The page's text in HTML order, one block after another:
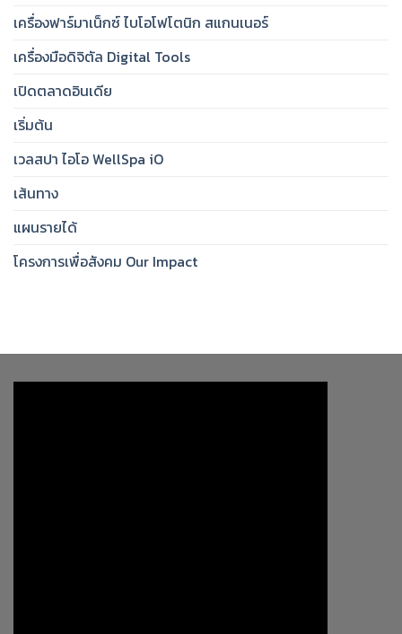
เครื่องฟาร์มาเน็กซ์ ไบโอโฟโตนิก สแกนเนอร์
เครื่องมือดิจิตัล Digital Tools
เปิดตลาดอินเดีย
เริ่มต้น
เวลสปา ไอโอ WellSpa iO
เส้นทาง
แผนรายได้
โครงการเพื่อสังคม Our Impact